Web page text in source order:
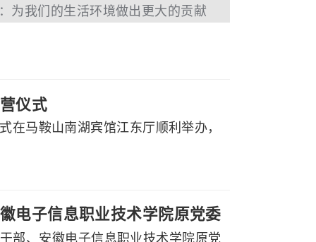
为我们的生活环境做出更大的贡献
仪式
马鞍山南湖宾馆江东厅顺利举办，
电子信息职业技术学院原党委
部、安徽电子信息职业技术学院原党